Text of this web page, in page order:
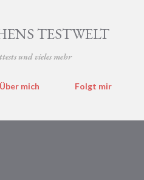
TESTWELT
und vieles mehr
Über mich Folgt mir